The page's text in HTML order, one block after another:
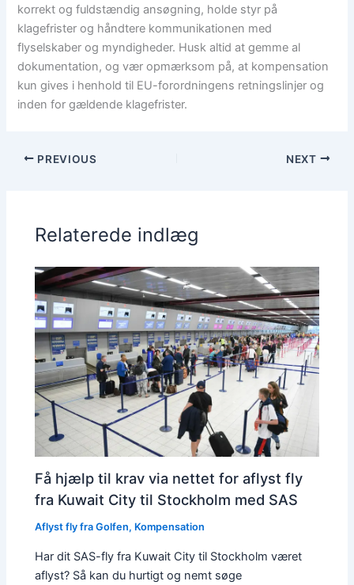
korrekt og fuldstændig ansøgning, holde styr på
klagefrister og håndtere kommunikationen med
flyselskaber og myndigheder. Husk altid at gemme al
dokumentation, og vær opmærksom på, at kompensation
kun gives i henhold til EU-forordningens retningslinjer og
inden for gældende klagefrister.
PREVIOUS NEXT
Relaterede indlæg
Få hjælp til krav via nettet for aflyst fly
fra Kuwait City til Stockholm med SAS
Aflyst fly fra Golfen, Kompensation
Har dit SAS-fly fra Kuwait City til Stockholm været
aflyst? Så kan du hurtigt og nemt søge